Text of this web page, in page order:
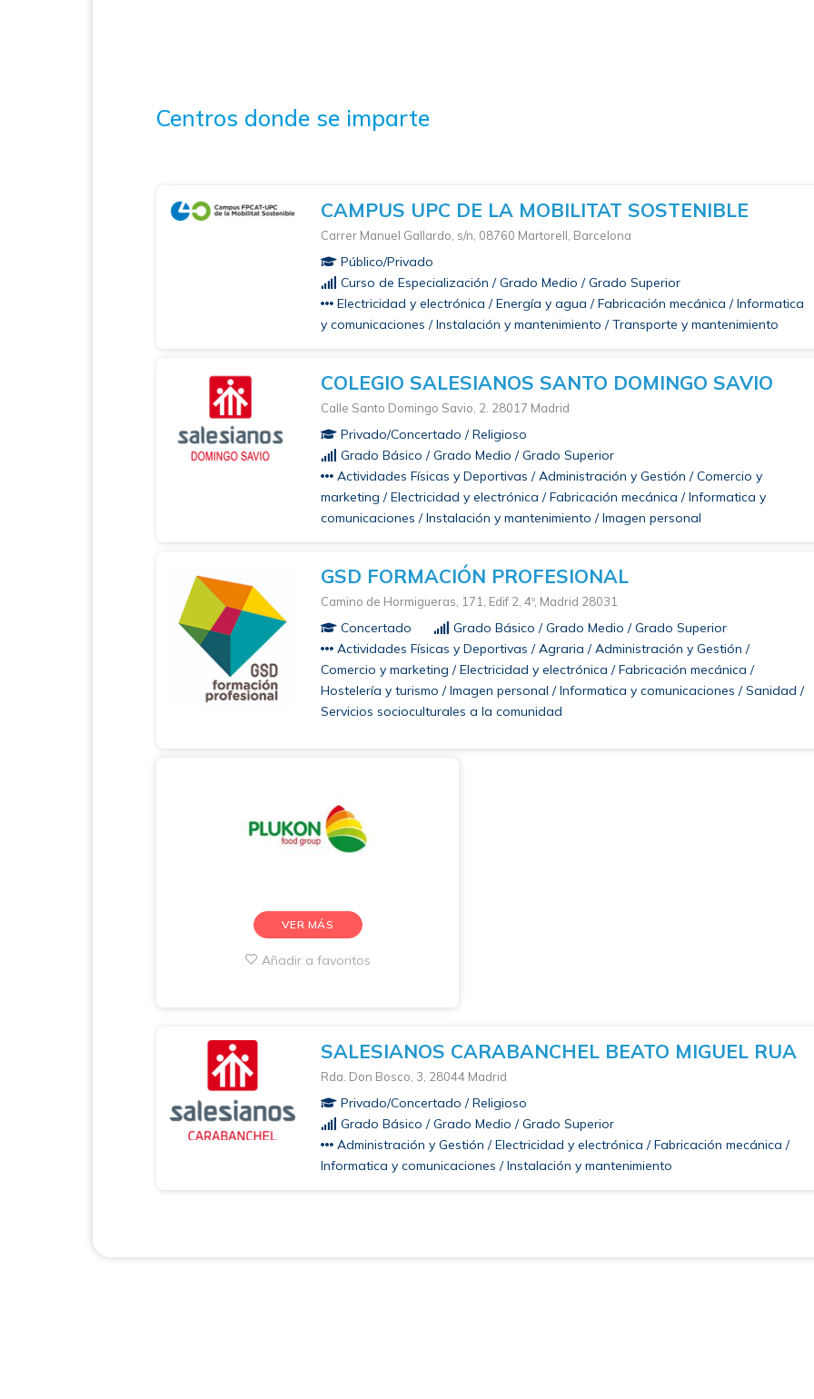
Centros donde se imparte
CAMPUS UPC DE LA MOBILITAT SOSTENIBLE
Carrer Manuel Gallardo, s/n, 08760 Martorell, Barcelona
Público/Privado
Curso de Especialización / Grado Medio / Grado Superior
Electricidad y electrónica / Energía y agua / Fabricación mecánica / Informatica
y comunicaciones / Instalación y mantenimiento / Transporte y mantenimiento
COLEGIO SALESIANOS SANTO DOMINGO SAVIO
Calle Santo Domingo Savio, 2. 28017 Madrid
Privado/Concertado / Religioso
Grado Básico / Grado Medio / Grado Superior
Actividades Físicas y Deportivas / Administración y Gestión / Comercio y
marketing / Electricidad y electrónica / Fabricación mecánica / Informatica y
comunicaciones / Instalación y mantenimiento / Imagen personal
GSD FORMACIÓN PROFESIONAL
Camino de Hormigueras, 171, Edif 2, 4º, Madrid 28031
Concertado
Grado Básico / Grado Medio / Grado Superior
Actividades Físicas y Deportivas / Agraria / Administración y Gestión /
Comercio y marketing / Electricidad y electrónica / Fabricación mecánica /
Hostelería y turismo / Imagen personal / Informatica y comunicaciones / Sanidad /
Servicios socioculturales a la comunidad
VER MÁS
Añadir a favoritos
SALESIANOS CARABANCHEL BEATO MIGUEL RUA
Rda. Don Bosco, 3, 28044 Madrid
Privado/Concertado / Religioso
Grado Básico / Grado Medio / Grado Superior
Administración y Gestión / Electricidad y electrónica / Fabricación mecánica /
Informatica y comunicaciones / Instalación y mantenimiento